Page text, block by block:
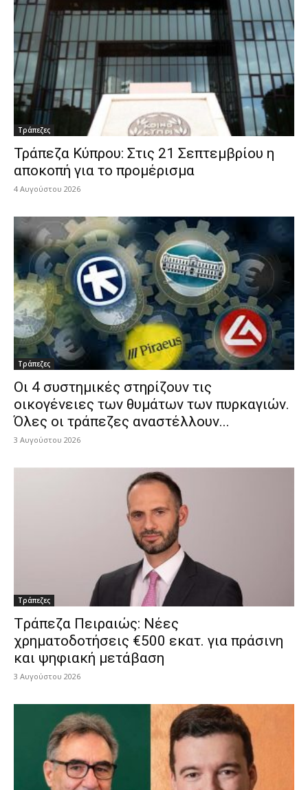
Τράπεζες
Τράπεζα Κύπρου: Στις 21 Σεπτεμβρίου η
αποκοπή για το προμέρισμα
4 Αυγούστου 2026
Τράπεζες
Οι 4 συστημικές στηρίζουν τις
οικογένειες των θυμάτων των πυρκαγιών.
Όλες οι τράπεζες αναστέλλουν...
3 Αυγούστου 2026
Τράπεζες
Tράπεζα Πειραιώς: Νέες
χρηματοδοτήσεις €500 εκατ. για πράσινη
και ψηφιακή μετάβαση
3 Αυγούστου 2026